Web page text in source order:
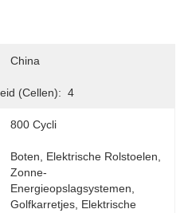
China
(cellen): 4
800 Cycli
Boten, Elektrische Rolstoelen,
Zonne-
Energieopslagsystemen,
Golfkarretjes, Elektrische